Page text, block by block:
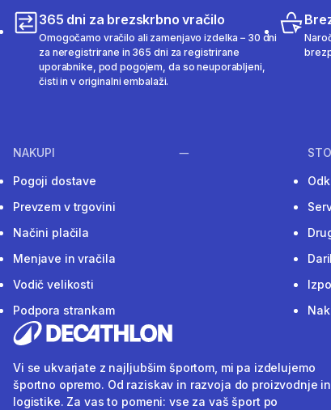
365 dni za brezskrbno vračilo
Omogočamo vračilo ali zamenjavo izdelka – 30 dni
za neregistrirane in 365 dni za registrirane
uporabnike, pod pogojem, da so neuporabljeni,
čisti in v originalni embalaži.
NAKUPI
Pogoji dostave
Prevzem v trgovini
Načini plačila
Menjave in vračila
Vodič velikosti
Podpora strankam
Vi se ukvarjate z najljubšim športom, mi pa izdelujemo
športno opremo. Od raziskav in razvoja do proizvodnje in
logistike. Za vas to pomeni: vse za vaš šport po